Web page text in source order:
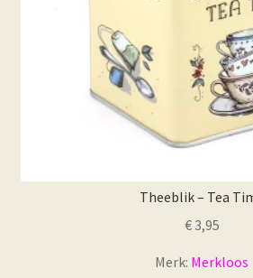
Theeblik – Tea
€3,95
Merk: Merkloos